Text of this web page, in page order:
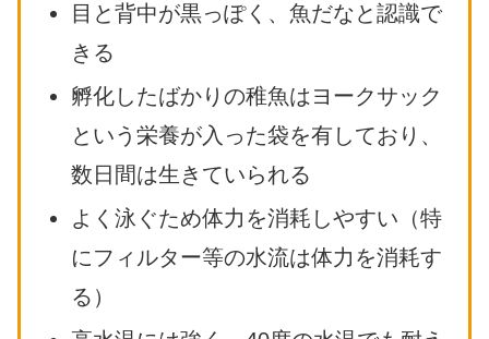
目と背中が黒っぽく、魚だなと認識で
きる
孵化したばかりの稚魚はヨークサック
という栄養が入った袋を有しており、
数日間は生きていられる
よく泳ぐため体力を消耗しやすい（特
にフィルター等の水流は体力を消耗す
る）